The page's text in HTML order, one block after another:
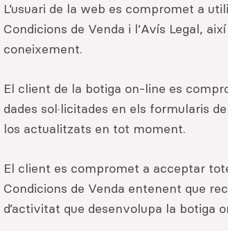
L’usuari de la web es compromet a
Condicions de Venda i l’Avís Legal,
coneixement.
El client de la botiga on-line es
dades sol·licitades en els formularis
los actualitzats en tot moment.
El client es compromet a acceptar
Condicions de Venda entenent que
d’activitat que desenvolupa la botiga